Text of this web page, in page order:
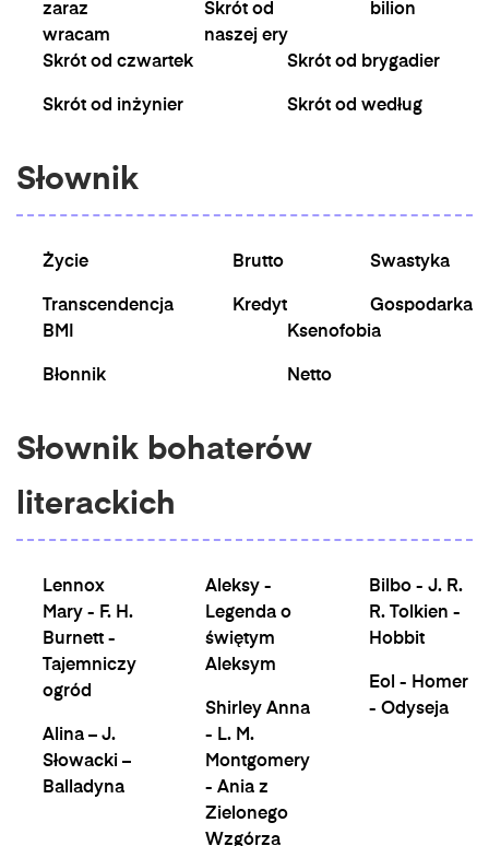
zaraz
wracam
Skrót od
naszej ery
bilion
Skrót od czwartek
Skrót od inżynier
Skrót od brygadier
Skrót od według
Słownik
Życie
Transcendencja
Brutto
Kredyt
Swastyka
Gospodarka
BMI
Błonnik
Ksenofobia
Netto
Słownik bohaterów
literackich
Lennox
Mary - F. H.
Burnett -
Tajemniczy
ogród
Alina – J.
Słowacki –
Balladyna
Aleksy -
Legenda o
świętym
Aleksym
Shirley Anna
- L. M.
Montgomery
- Ania z
Zielonego
Wzgórza
Bilbo - J. R.
R. Tolkien -
Hobbit
Eol - Homer
- Odyseja